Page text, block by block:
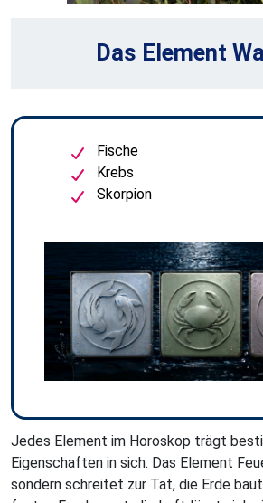
Das Element
Fische
Krebs
Skorpion
Jedes Element im Horoskop trägt
Eigenschaften in sich. Das Element
sondern schreitet zur Tat, die Erde